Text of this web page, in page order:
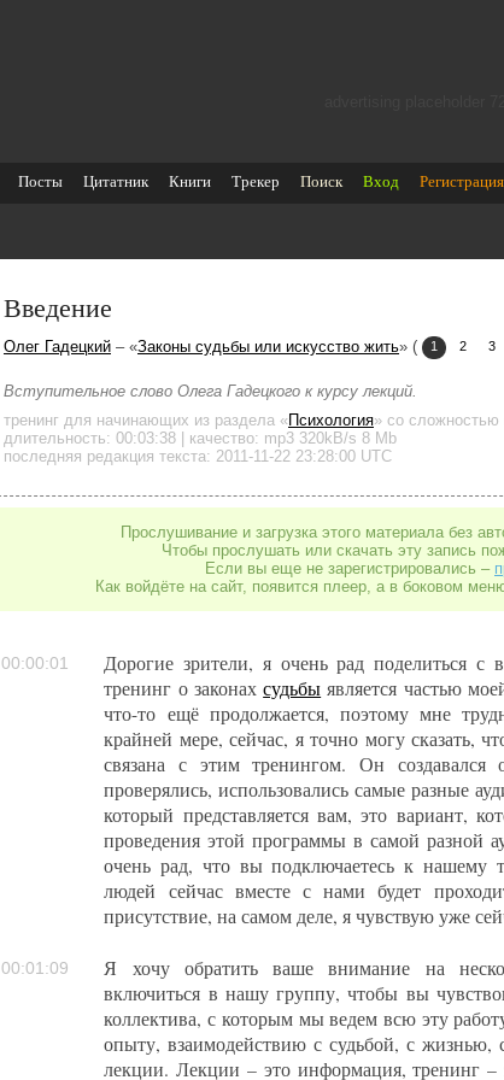
Посты Цитатник Книги Трекер Поиск Вход Регистрация
Введение
Олег Гадецкий – «Законы судьбы или искусство жить» ( 1 2 3
Вступительное слово Олега Гадецкого к курсу лекций.
тренинг для начинающих из раздела «Психология» со сложностью
длительность: 00:03:38 | качество: mp3 320kB/s 8 Mb
последняя редакция текста: 2011-11-22 23:28:00 UTC
Прослушивание и загрузка этого материала без
Чтобы прослушать или скачать эту запись
Если вы еще не зарегистрировались –
Как войдёте на сайт, появится плеер, а в боковом
00:00:01
Дорогие зрители, я очень рад поделиться
тренинг о законахсудьбы является частью
что-то ещё продолжается, поэтому мне
крайней мере, сейчас, я точно могу сказать,
связана с этим тренингом. Он
проверялись, использовались самые разные
который представляется вам, это вариант,
проведения этой программы в самой разной
очень рад, что вы подключаетесь к нашему
людей сейчас вместе с нами будет
присутствие, на самом деле, я чувствую уже
00:01:09
Я хочу обратить ваше внимание на
включиться в нашу группу, чтобы вы
коллектива, с которым мы ведем всю эту
опыту, взаимодействию с судьбой, с
лекции. Лекции – это информация, тренинг